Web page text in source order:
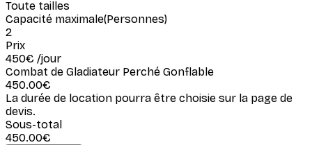
Toute tailles
Capacité maximale(Personnes)
2
Prix
450€ /jour
Combat de Gladiateur Perché Gonflable
450.00€
La durée de location pourra être choisie sur la page de
devis.
Sous-total
450.00€